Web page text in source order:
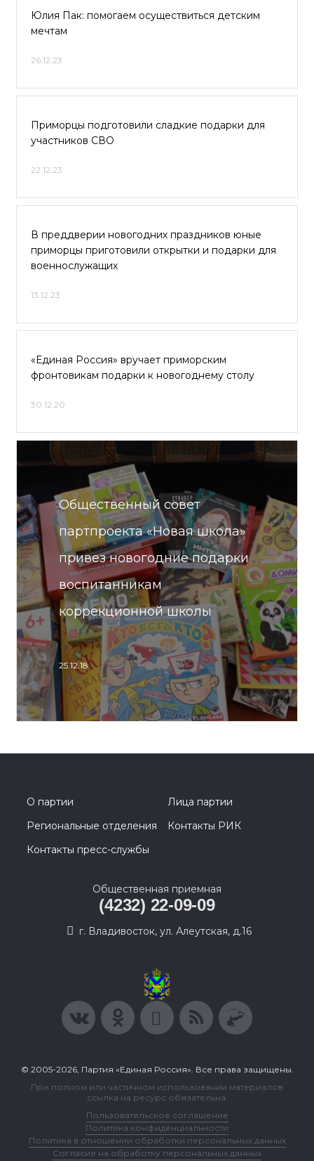
Юлия Пак: помогаем осуществиться детским
мечтам
26.12.23
Приморцы подготовили сладкие подарки для
участников СВО
22.12.23
В преддверии новогодних праздников юные
приморцы приготовили открытки и подарки для
военнослужащих
13.12.23
«Единая Россия» вручает приморским
фронтовикам подарки к новогоднему столу
30.12.20
Общественный совет
партпроекта «Новая школа»
привез новогодние подарки
воспитанникам
коррекционной школы
25.12.18
О партии
Лица партии
Региональные отделения
Контакты РИК
Контакты пресс-службы
Общественная приемная
(4232) 22-09-09
г. Владивосток, ул. Алеутская, д.16
© 2005-2026, Партия «Единая Россия». Все права защищены.
При полном или частичном использовании материалов
ссылка на ресурс обязательна.
Пользовательское соглашение
Политика конфиденциальности
Политика в отношении обработки персональных данных
Согласие на обработку персональных данных